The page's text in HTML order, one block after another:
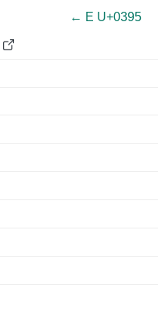
← Ε U+0395